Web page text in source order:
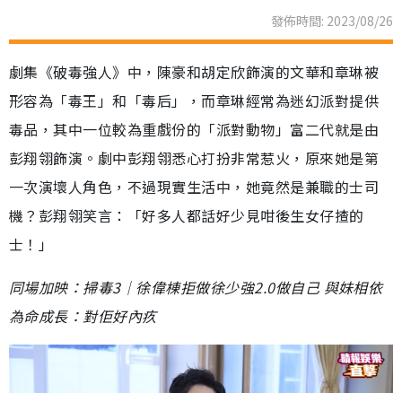
發佈時間: 2023/08/26
劇集《破毒強人》中，陳豪和胡定欣飾演的文華和章琳被
形容為「毒王」和「毒后」，而章琳經常為迷幻派對提供
毒品，其中一位較為重戲份的「派對動物」富二代就是由
彭翔翎飾演。劇中彭翔翎悉心打扮非常惹火，原來她是第
一次演壞人角色，不過現實生活中，她竟然是兼職的士司
機？彭翔翎笑言：「好多人都話好少見咁後生女仔揸的
士！」
同場加映：掃毒3｜徐偉棟拒做徐少強2.0做自己 與妹相依
為命成長：對佢好內疚